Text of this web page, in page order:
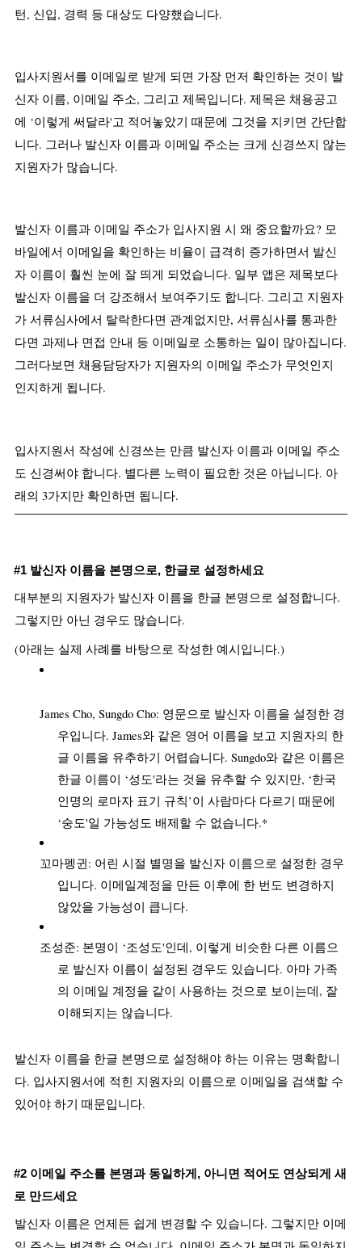
턴, 신입, 경력 등 대상도 다양했습니다.
입사지원서를 이메일로 받게 되면 가장 먼저 확인하는 것이 발
신자 이름, 이메일 주소, 그리고 제목입니다. 제목은 채용공고
에 ‘이렇게 써달라'고 적어놓았기 때문에 그것을 지키면 간단합
니다. 그러나 발신자 이름과 이메일 주소는 크게 신경쓰지 않는
지원자가 많습니다.
발신자 이름과 이메일 주소가 입사지원 시 왜 중요할까요? 모
바일에서 이메일을 확인하는 비율이 급격히 증가하면서 발신
자 이름이 훨씬 눈에 잘 띄게 되었습니다. 일부 앱은 제목보다
발신자 이름을 더 강조해서 보여주기도 합니다. 그리고 지원자
가 서류심사에서 탈락한다면 관계없지만, 서류심사를 통과한
다면 과제나 면접 안내 등 이메일로 소통하는 일이 많아집니다.
그러다보면 채용담당자가 지원자의 이메일 주소가 무엇인지
인지하게 됩니다.
입사지원서 작성에 신경쓰는 만큼 발신자 이름과 이메일 주소
도 신경써야 합니다. 별다른 노력이 필요한 것은 아닙니다. 아
래의 3가지만 확인하면 됩니다.
#1 발신자 이름을 본명으로, 한글로 설정하세요
대부분의 지원자가 발신자 이름을 한글 본명으로 설정합니다.
그렇지만 아닌 경우도 많습니다.
(아래는 실제 사례를 바탕으로 작성한 예시입니다.)
James Cho, Sungdo Cho: 영문으로 발신자 이름을 설정한 경
우입니다. James와 같은 영어 이름을 보고 지원자의 한
글 이름을 유추하기 어렵습니다. Sungdo와 같은 이름은
한글 이름이 ‘성도'라는 것을 유추할 수 있지만, ‘한국
인명의 로마자 표기 규칙’이 사람마다 다르기 때문에
‘숭도'일 가능성도 배제할 수 없습니다.*
꼬마펭귄: 어린 시절 별명을 발신자 이름으로 설정한 경우
입니다. 이메일계정을 만든 이후에 한 번도 변경하지
않았을 가능성이 큽니다.
조성준: 본명이 ‘조성도'인데, 이렇게 비슷한 다른 이름으
로 발신자 이름이 설정된 경우도 있습니다. 아마 가족
의 이메일 계정을 같이 사용하는 것으로 보이는데, 잘
이해되지는 않습니다.
발신자 이름을 한글 본명으로 설정해야 하는 이유는 명확합니
다. 입사지원서에 적힌 지원자의 이름으로 이메일을 검색할 수
있어야 하기 때문입니다.
#2 이메일 주소를 본명과 동일하게, 아니면 적어도 연상되게 새
로 만드세요
발신자 이름은 언제든 쉽게 변경할 수 있습니다. 그렇지만 이메